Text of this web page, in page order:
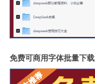
免费可商用字体批量下载